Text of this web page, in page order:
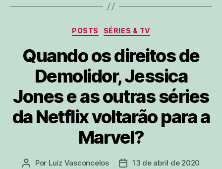
Categorias
POSTS SÉRIES & TV
Quando os direitos de
Demolidor, Jessica
Jones e as outras séries
da Netflix voltarão para a
Marvel?
Autor
Por Luiz Vasconcelos
Data13 de abril de 2020